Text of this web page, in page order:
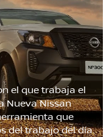
el que trabaja el
Nueva Nissan
que
del trabajo del día